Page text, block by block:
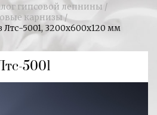
гипсовой лепнины /
карнизы/
5001, 3200х600х120 мм
5001